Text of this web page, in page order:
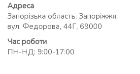
Адреса
Запорізька область, Запоріжжя,
вул. Федорова, 44Г, 69000
Час роботи
ПН-НД: 9:00-17:00